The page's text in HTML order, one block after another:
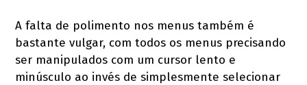
A falta de polimento nos menus também é
bastante vulgar, com todos os menus precisando
ser manipulados com um cursor lento e
minúsculo ao invés de simplesmente selecionar